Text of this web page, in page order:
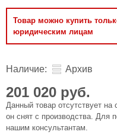
Товар можно купить
юридическим лицам
Наличие: Архив
201 020 руб.
Данный товар отсутствует
он снят с производства. Для
нашим консультантам.